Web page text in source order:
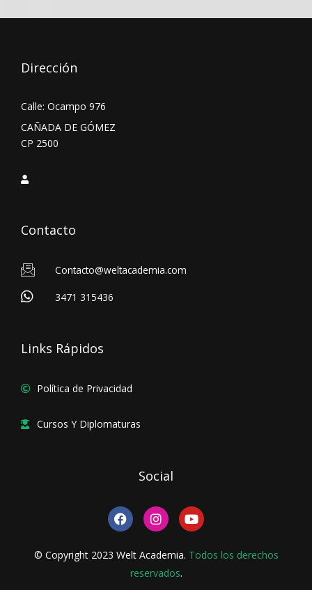
Dirección
Calle: Ocampo 976
CAÑADA DE GÓMEZ
CP 2500
Contacto
Contacto@weltacademia.com
3471 315436
Links Rápidos
Política de Privacidad
Cursos Y Diplomaturas
Social
F
a
c
e
b
I
n
s
t
a
g
Y
o
u
t
u
© Copyright 2023 Welt Academia. Todos los derechos
reservados.